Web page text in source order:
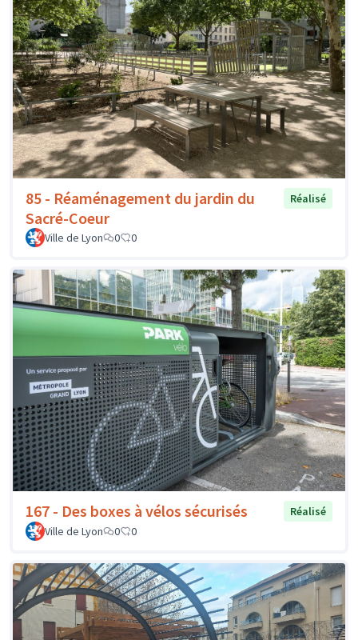
85 - Réaménagement du jardin du
Sacré-Coeur
Réalisé
Ville de Lyon 0 0
167 - Des boxes à vélos sécurisés
Réalisé
Ville de Lyon
0 0